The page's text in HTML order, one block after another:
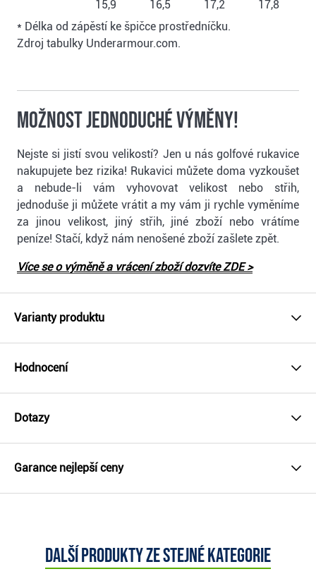
15,9 16,5 17,2 17,8
* Délka od zápěstí ke špičce prostředníčku.
Zdroj tabulky Underarmour.com.
Možnost jednoduché výměny!
Nejste si jistí svou velikostí? Jen u nás golfové rukavice
nakupujete bez rizika! Rukavici můžete doma vyzkoušet
a nebude-li vám vyhovovat velikost nebo střih,
jednoduše ji můžete vrátit a my vám ji rychle vyměníme
za jinou velikost, jiný střih, jiné zboží nebo vrátíme
peníze! Stačí, když nám nenošené zboží zašlete zpět.
Více se o výměně a vrácení zboží dozvíte ZDE >
Varianty produktu
Hodnocení
Dotazy
Garance nejlepší ceny
Další produkty ze stejné kategorie